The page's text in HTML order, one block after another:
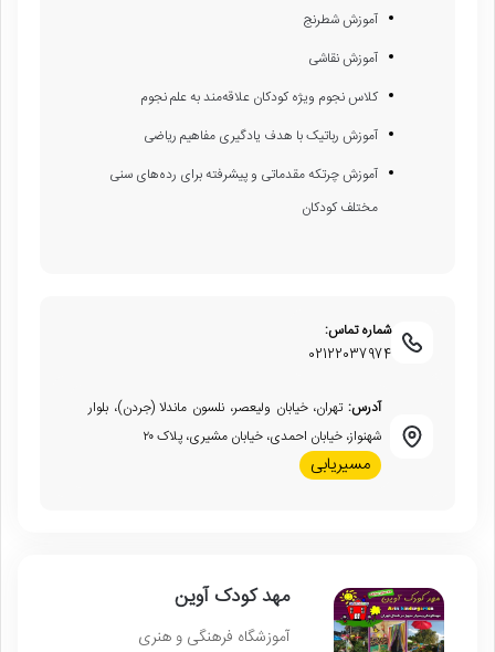
آموزش شطرنج
آموزش نقاشی
کلاس نجوم ویژه کودکان علاقه‌مند به علم نجوم
آموزش رباتیک با هدف یادگیری مفاهیم ریاضی
آموزش چرتکه مقدماتی و پیشرفته برای رده‌های سنی
مختلف کودکان
شماره تماس:
02122037974
آدرس: تهران، خیابان ولیعصر، نلسون ماندلا (جردن)، بلوار
شهنواز، خیابان احمدی، خیابان مشیری، پلاک ۲۰
مسیریابی
مهد کودک آوین
آموزشگاه فرهنگی و هنری